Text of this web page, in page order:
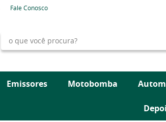
Fale Conosco
Emissores Motobomba